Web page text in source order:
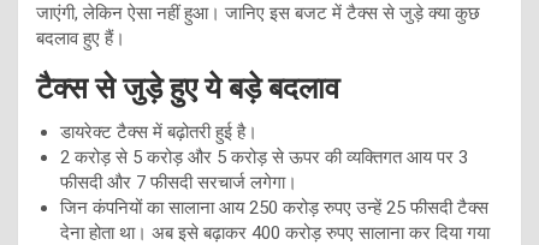
जाएंगी, लेकिन ऐसा नहीं हुआ। जानिए इस बजट में टैक्स से जुड़े क्या कुछ
बदलाव हुए हैं।
टैक्स से जुड़े हुए ये बड़े बदलाव
डायरेक्ट टैक्स में बढ़ोतरी हुई है।
2 करोड़ से 5 करोड़ और 5 करोड़ से ऊपर की व्यक्तिगत आय पर 3
फीसदी और 7 फीसदी सरचार्ज लगेगा।
जिन कंपनियों का सालाना आय 250 करोड़ रुपए उन्हें 25 फीसदी टैक्स
देना होता था। अब इसे बढ़ाकर 400 करोड़ रुपए सालाना कर दिया गया